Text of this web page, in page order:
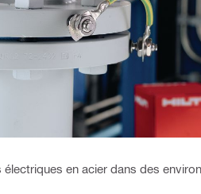
en acier dans des